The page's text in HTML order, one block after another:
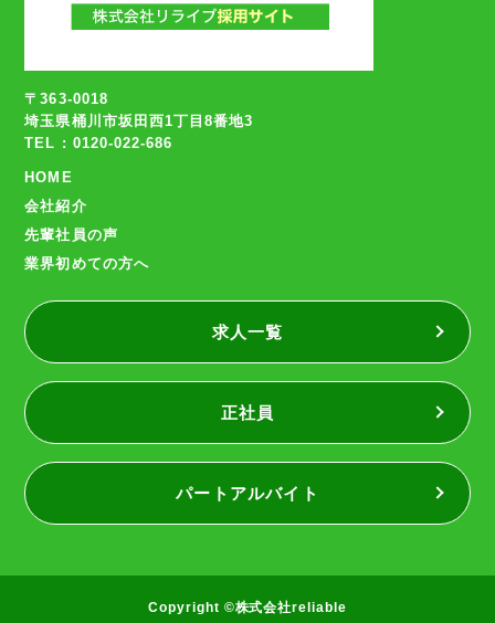
〒363-0018
埼玉県桶川市坂田西1丁目8番地3
TEL : 0120-022-686
HOME
会社紹介
先輩社員の声
業界初めての方へ
求人一覧
正社員
パートアルバイト
Copyright ©株式会社reliable